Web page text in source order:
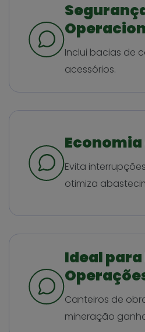
Inclui bacias de
acessórios.
Evita
otimiza
Ideal para
Canteiros de
mineração